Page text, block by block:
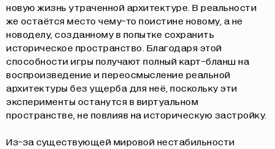
новую жизнь утраченной архитектуре. В реальности
же остаётся место чему-то поистине новому, а не
новоделу, созданному в попытке сохранить
историческое пространство. Благодаря этой
способности игры получают полный карт-бланш на
воспроизведение и переосмысление реальной
архитектуры без ущерба для неё, поскольку эти
эксперименты останутся в виртуальном
пространстве, не повлияв на историческую застройку.
Из-за существующей мировой нестабильности